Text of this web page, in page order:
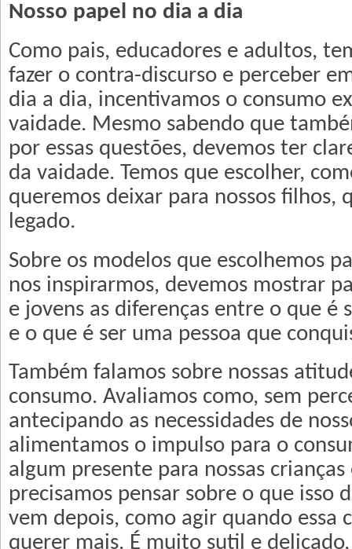
Nosso papel no dia a dia
Como pais, educadores e adultos,
fazer o contra-discurso e perceber
dia a dia, incentivamos o consumo
vaidade. Mesmo sabendo que
por essas questões, devemos ter
da vaidade. Temos que escolher,
queremos deixar para nossos filhos,
legado.
Sobre os modelos que escolhemos
nos inspirarmos, devemos mostrar
e jovens as diferenças entre o que é
e o que é ser uma pessoa que
Também falamos sobre nossas
consumo. Avaliamos como, sem
antecipando as necessidades de
alimentamos o impulso para o
algum presente para nossas crianças
precisamos pensar sobre o que isso
vem depois, como agir quando essa
querer mais. É muito sutil e